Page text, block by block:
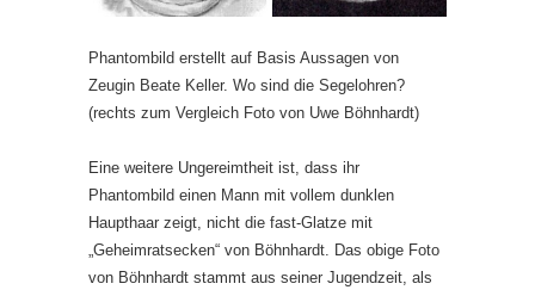
Phantombild erstellt auf Basis Aussagen von
Zeugin Beate Keller. Wo sind die Segelohren?
(rechts zum Vergleich Foto von Uwe Böhnhardt)
Eine weitere Ungereimtheit ist, dass ihr
Phantombild einen Mann mit vollem dunklen
Haupthaar zeigt, nicht die fast-Glatze mit
„Geheimratsecken“ von Böhnhardt. Das obige Foto
von Böhnhardt stammt aus seiner Jugendzeit, als